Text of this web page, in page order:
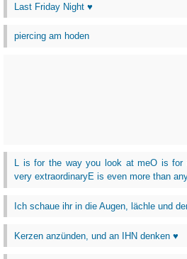
Last Friday Night ♥
piercing am hoden
L is for the way you look at meO is
very extraordinaryE is even more than
Ich schaue ihr in die Augen, lächle und
Kerzen anzünden, und an IHN denken ♥